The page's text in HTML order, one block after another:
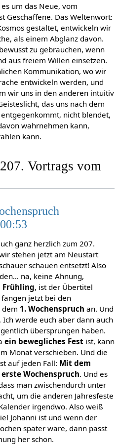
um das Neue, vom
Geschaffene. Das Weltenwort:
gestaltet, entwickeln wir
als einem Abglanz davon.
zu gebrauchen, wenn
aus freiem Willen einsetzen.
Kommunikation, wo wir
entwickeln werden, und
wir uns in den anderen intuitiv
das uns nach dem
nicht blendet,
wahrnehmen kann,
kann.
Vortrags vom
ganz herzlich zum 207.
stehen jetzt am Neustart
schauen entsetzt! Also
na, keine Ahnung,
Frühling, ist der Übertitel
jetzt bei den
dem 1. Wochenspruch an. Und
werde euch aber dann auch
übersprungen haben.
ein bewegliches Festist, kann
Monat verschieben. Und die
auf jeden Fall: Mit dem
Wochenspruch. Und es
man zwischendurch unter
um die anderen Jahresfeste
irgendwo. Also weiß
Johanni ist und wenn der
später wäre, dann passt
her schon.